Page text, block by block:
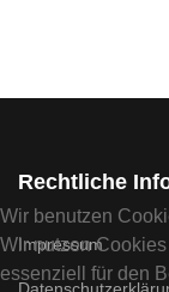
Rechtliche
Impressum
Wir benutzen
Wir nutzen
essenziell für den